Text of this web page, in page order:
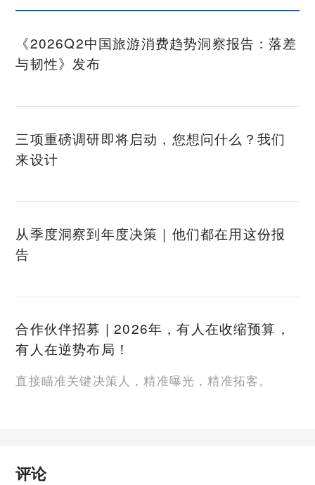
《2026Q2中国旅游消费趋势洞察报告：落差
与韧性》发布
三项重磅调研即将启动，您想问什么？我们
来设计
从季度洞察到年度决策｜他们都在用这份报
告
合作伙伴招募 | 2026年，有人在收缩预算，
有人在逆势布局！
直接瞄准关键决策人，精准曝光，精准拓客。
评论